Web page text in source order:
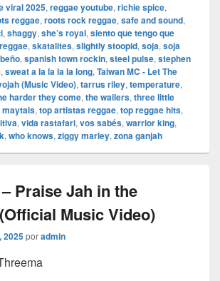
viral 2025, reggae youtube, richie spice,
reggae, roots rock reggae, safe and sound,
, shaggy, she’s royal, siento que tengo que
, skatalites, slightly stoopid, soja, soja
, spanish town rockin, steel pulse, stephen
, sweat a la la la la long, Taiwan MC - Let The
(Music Video), tarrus riley, temperature,
harder they come, the wailers, three little
maytals, top artistas reggae, top reggae hits,
, vida rastafari, vos sabés, warrior king,
, who knows, ziggy marley, zona ganjah
Praise Jah in the
Music Video)
2025poradmin